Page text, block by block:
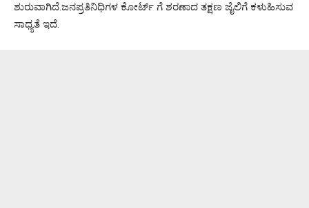
ಶುರುವಾಗಿದೆ.ಜನಪ್ರತಿನಿಧಿಗಳ ಕೋರ್ಟ್ ಗೆ ಶರಣಾದ ತಕ್ಷಣ ಜೈಲಿಗೆ ಕಳುಹಿಸುವ
ಸಾಧ್ಯತೆ ಇದೆ.